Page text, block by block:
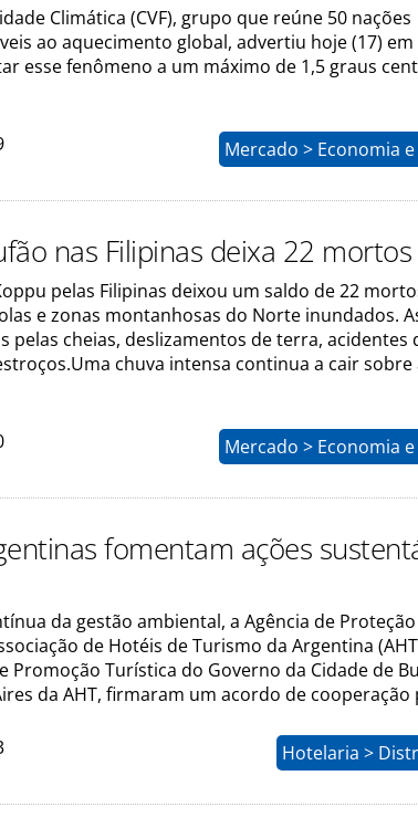
Climática (CVF), grupo que reúne 50 nações
ao aquecimento global, advertiu hoje (17) em
esse fenômeno a um máximo de 1,5 graus
Mercado > Economia
nas Filipinas deixa 22 mortos
pelas Filipinas deixou um saldo de 22
e zonas montanhosas do Norte inundados.
pelas cheias, deslizamentos de terra, acidentes
chuva intensa continua a cair sobre
Mercado > Economia
fomentam ações
da gestão ambiental, a Agência de Proteção
de Hotéis de Turismo da Argentina
Promoção Turística do Governo da Cidade de
da AHT, firmaram um acordo de cooperação
Hotelaria >